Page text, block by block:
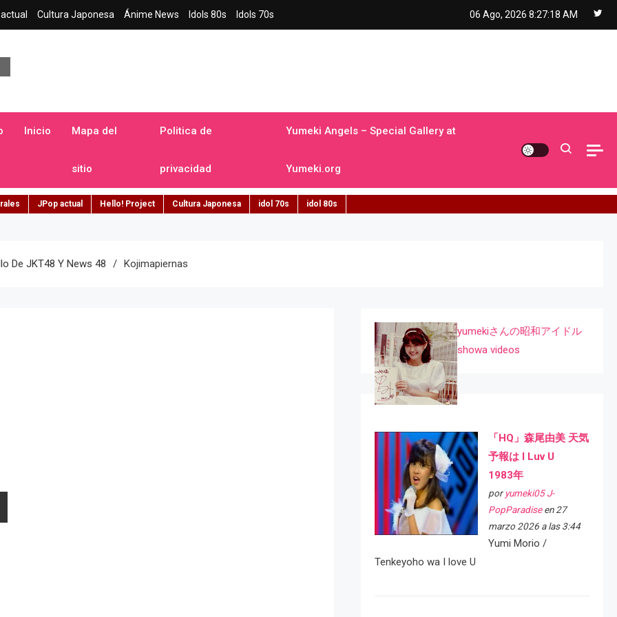
Cultura Japonesa Ánime News Idols 80s Idols 70s 06 Ago, 2026 8:27:19 AM
Inicio Mapa del
sitio
Politica de
privacidad
Yumeki Angels – Special Gallery at
Yumeki.org
JPop actual Hello! Project Cultura Japonesa idol 70s idol 80s
De JKT48 Y News 48 Kojimapiernas
yumekiさんの昭和アイドル
showa videos
「HQ」森尾由美 天気
予報は I Luv U
1983年
por yumeki05 J-
PopParadiseen 27
marzo 2026 a las 3:44
Yumi Morio /
Tenkeyoho wa I love U